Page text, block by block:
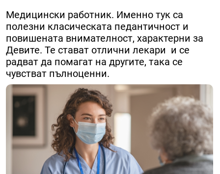
Медицински работник. Именно тук са
полезни класическата педантичност и
повишената внимателност, характерни за
Девите. Те стават отлични лекари и се
радват да помагат на другите, така се
чувстват пълноценни.